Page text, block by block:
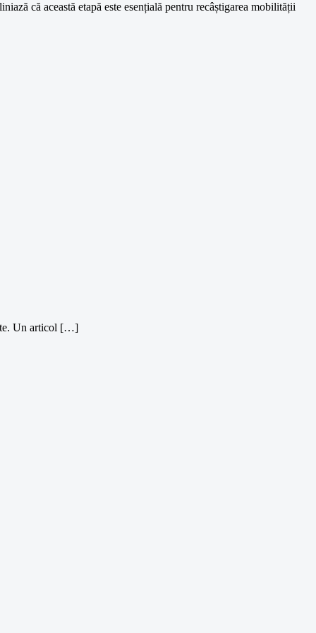
că această etapă este esențială pentru recâștigarea mobilității
Un articol […]